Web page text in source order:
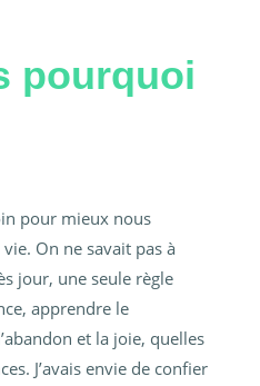
pourquoi
pour mieux nous
On ne savait pas à
jour, une seule règle
apprendre le
et la joie, quelles
J’avais envie de confier